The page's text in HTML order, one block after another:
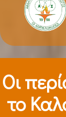
Οι
το